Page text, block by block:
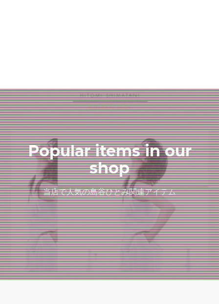
Popular items in our
shop
当店で人気の島谷ひとみ関連アイテム